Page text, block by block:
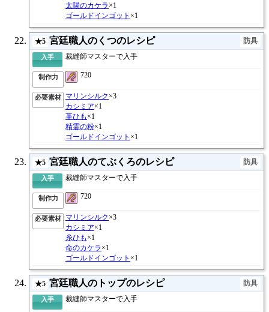
太陽のカケラ ×1
ゴールドインゴット ×1
★5 宮廷職人のくつのレシピ 防具
入手 裁縫師マスターで入手
制作力 720
必要素材 マリンシルク ×3
カシミア×1
革ひも ×1
精霊の粉×1
ゴールドインゴット ×1
★5 宮廷職人のてぶくろのレシピ 防具
入手 裁縫師マスターで入手
制作力 720
必要素材 マリンシルク ×3
カシミア×1
糸ひも ×1
命のカケラ ×1
ゴールドインゴット ×1
★5 宮廷職人のトップのレシピ 防具
入手 裁縫師マスターで入手